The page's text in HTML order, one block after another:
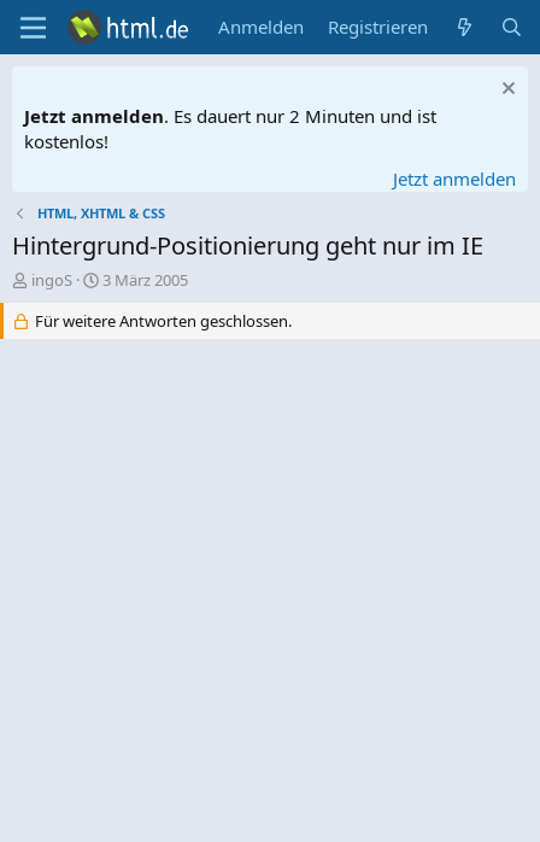
Anmelden Registrieren
Jetzt anmelden. Es dauert nur 2 Minuten und ist
kostenlos!
Jetzt anmelden
HTML, XHTML & CSS
Hintergrund-Positionierung geht nur im IE
E
s
ingoS
E
s
3 März 2005
Für weitere Antworten geschlossen.